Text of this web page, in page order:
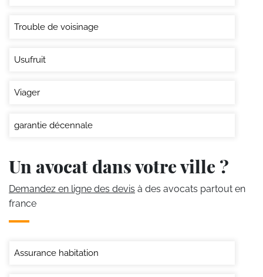
Trouble de voisinage
Usufruit
Viager
garantie décennale
Un avocat dans votre ville ?
Demandez en ligne des devis à des avocats partout en
france
Assurance habitation